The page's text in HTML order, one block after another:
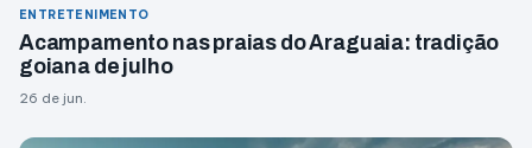
ENTRETENIMENTO
Acampamento nas praias do Araguaia: tradição
goiana de julho
26 de jun.